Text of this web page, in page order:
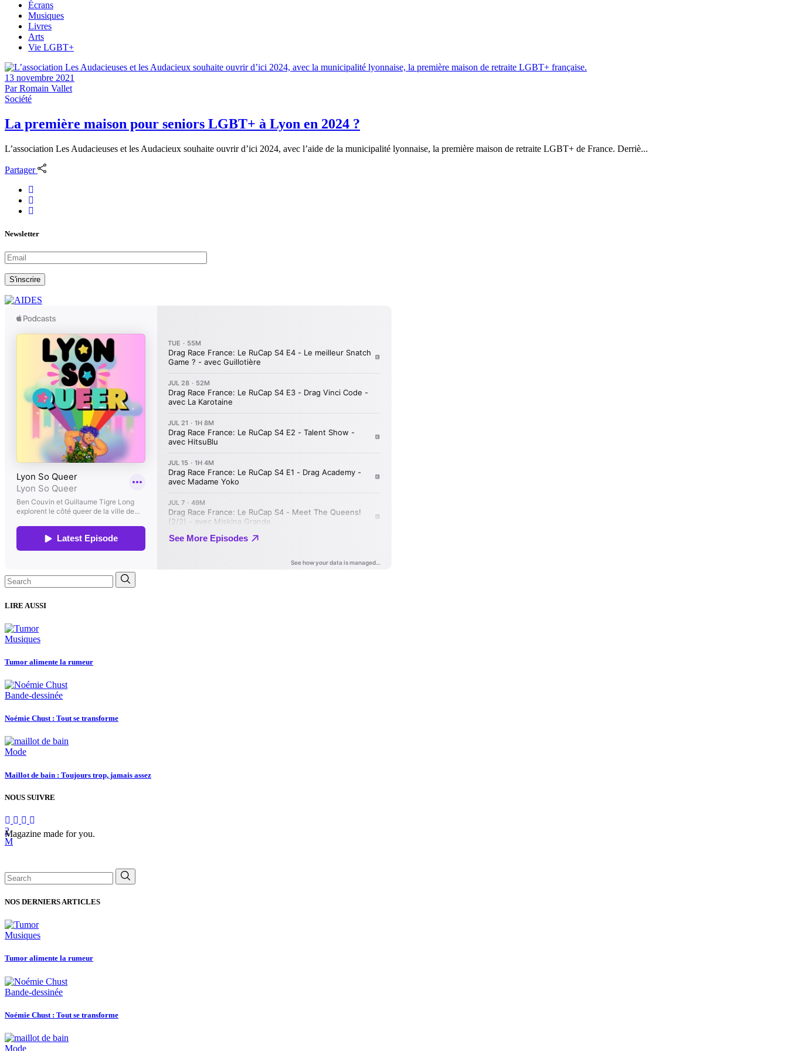
Écrans
Musiques
Livres
Arts
Vie LGBT+
13 novembre 2021
ParRomain Vallet
Société
La première maison pour seniors LGBT+ à Lyon en 2024 ?
L’association Les Audacieuses et les Audacieux souhaite ouvrir d’ici 2024, avec l’aide de la municipalité lyonnaise, la première maison de retraite LGBT+ de France. Derriè...
Partager
Newsletter
S'inscrire
Search
for:
LIRE AUSSI
Musiques
Tumor alimente la rumeur
Bande-dessinée
Noémie Chust : Tout se transforme
Mode
Maillot de bain : Toujours trop, jamais assez
NOUS SUIVRE
Magazine made for you.
Search
for:
NOS DERNIERS ARTICLES
Musiques
Tumor alimente la rumeur
Bande-dessinée
Noémie Chust : Tout se transforme
Mode